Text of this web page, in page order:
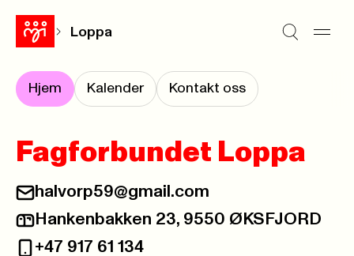
Loppa
Hjem Kalender Kontakt oss
Fagforbundet Loppa
E-post:
halvorp59@gmail.com
Postadresse:
Hankenbakken 23, 9550 ØKSFJORD
+47 917 61 134